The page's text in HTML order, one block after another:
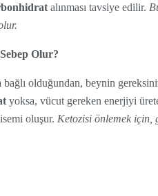
alınması tavsiye edilir.
Olur?
olduğundan, beynin
yoksa, vücut gereken enerjiyi
oluşur. Ketozisi önlemek için,